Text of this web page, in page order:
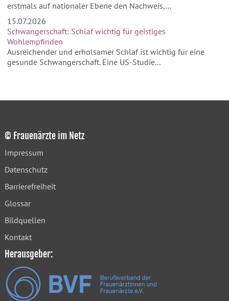
erstmals auf nationaler Ebene den Nachweis,...
15.07.2026
Schwangerschaft: Schlaf wichtig für geistiges
Wohlempfinden
Ausreichender und erholsamer Schlaf ist wichtig für eine
gesunde Schwangerschaft. Eine US-Studie...
© Frauenärzte im Netz
Impressum
Datenschutz
Barrierefreiheit
Glossar
Bildquellen
Kontakt
Herausgeber: